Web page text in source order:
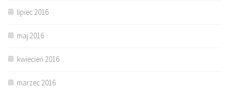
lipiec 2016
maj 2016
kwiecień 2016
marzec 2016